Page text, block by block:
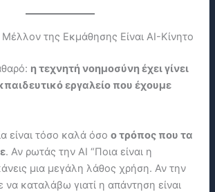
της Εκμάθησης Είναι ΑΙ-Κίνητο
η τεχνητή νοημοσύνη έχει γίνει
εργαλείο που έχουμε
είναι τόσο καλά όσοο τρόπος που τα
. Αν ρωτάς την ΑΙ “Ποια είναι η
μια μεγάλη λάθος χρήση. Αν την
καταλάβω γιατί η απάντηση είναι